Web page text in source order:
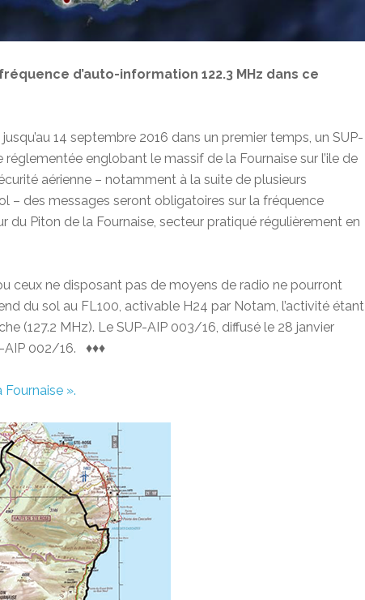
d’auto-information 122.3 MHz dans ce
14 septembre 2016 dans un premier temps, un SUP-
réglementée englobant le massif de la Fournaise sur l’ile de
aérienne – notamment à la suite de plusieurs
– des messages seront obligatoires sur la fréquence
du Piton de la Fournaise, secteur pratiqué régulièrement en
ceux ne disposant pas de moyens de radio ne pourront
du sol au FL100, activable H24 par Notam, l’activité étant
(127.2 MHz). Le SUP-AIP 003/16, diffusé le 28 janvier
AIP 002/16. ♦♦♦
».